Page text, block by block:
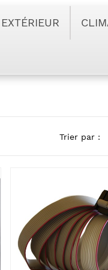
EXTÉRIEUR
Trier par :